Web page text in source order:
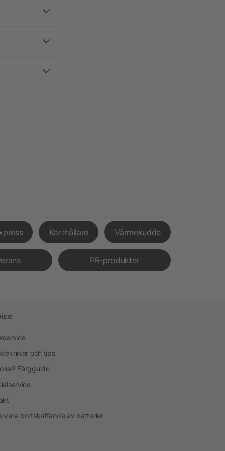
Korthållare Värmekudde
PR-produkter
och tips
Färgguide
bortskaffande av batterier